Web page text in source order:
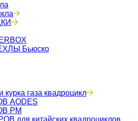
Бьюско
курка газа квадроцикл
AODES
РМ
китайских квадроциклов